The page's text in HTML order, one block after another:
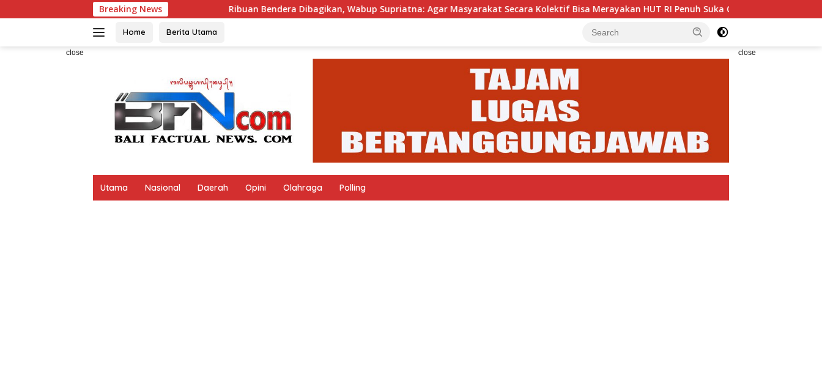
to
Breaking NewsRibuan Bendera Dibagikan, Wabup Supriatna: Agar Masyarakat Secara Kolektif Bisa Merayakan HUT RI Penuh Suka Cita Enam Analis Kebencanaan
Home Berita Utama
close close
Utama Nasional Daerah Opini Olahraga Polling